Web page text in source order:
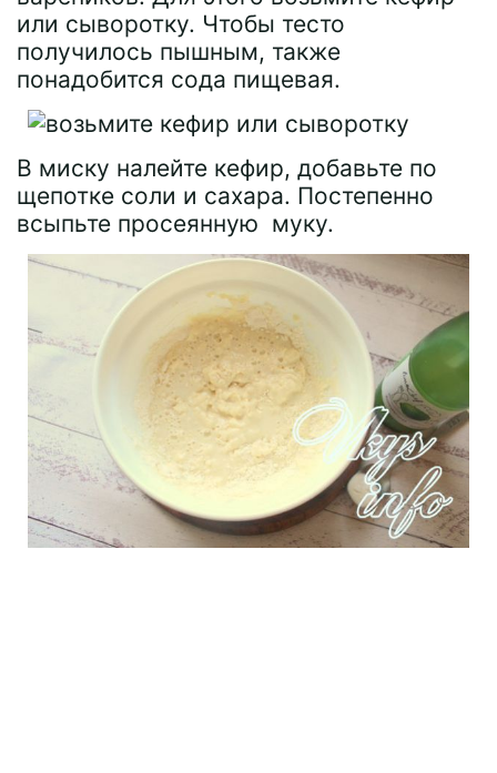
или сыворотку. Чтобы тесто
получилось пышным, также
понадобится сода пищевая.
В миску налейте кефир, добавьте по
щепотке соли и сахара. Постепенно
всыпьте просеянную муку.